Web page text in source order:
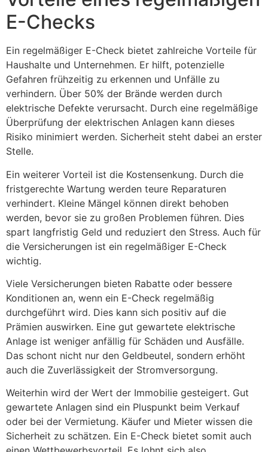
E-Checks
Ein regelmäßiger E-Check bietet zahlreiche Vorteile für
Haushalte und Unternehmen. Er hilft, potenzielle
Gefahren frühzeitig zu erkennen und Unfälle zu
verhindern. Über 50% der Brände werden durch
elektrische Defekte verursacht. Durch eine regelmäßige
Überprüfung der elektrischen Anlagen kann dieses
Risiko minimiert werden. Sicherheit steht dabei an erster
Stelle.
Ein weiterer Vorteil ist die Kostensenkung. Durch die
fristgerechte Wartung werden teure Reparaturen
verhindert. Kleine Mängel können direkt behoben
werden, bevor sie zu großen Problemen führen. Dies
spart langfristig Geld und reduziert den Stress. Auch für
die Versicherungen ist ein regelmäßiger E-Check
wichtig.
Viele Versicherungen bieten Rabatte oder bessere
Konditionen an, wenn ein E-Check regelmäßig
durchgeführt wird. Dies kann sich positiv auf die
Prämien auswirken. Eine gut gewartete elektrische
Anlage ist weniger anfällig für Schäden und Ausfälle.
Das schont nicht nur den Geldbeutel, sondern erhöht
auch die Zuverlässigkeit der Stromversorgung.
Weiterhin wird der Wert der Immobilie gesteigert. Gut
gewartete Anlagen sind ein Pluspunkt beim Verkauf
oder bei der Vermietung. Käufer und Mieter wissen die
Sicherheit zu schätzen. Ein E-Check bietet somit auch